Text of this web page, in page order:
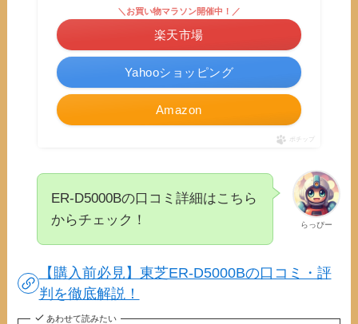
＼お買い物マラソン開催中！／
楽天市場
Yahooショッピング
Amazon
ポチップ
らっぴー
ER-D5000Bの口コミ詳細はこちら
からチェック！
【購入前必見】東芝ER-D5000Bの口コミ・評
判を徹底解説！
あわせて読みたい